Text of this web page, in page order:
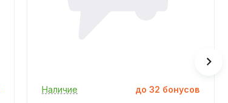
Наличие до 32 бонусов